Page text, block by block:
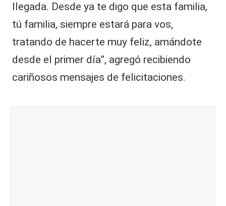
llegada. Desde ya te digo que esta familia,
tú familia, siempre estará para vos,
tratando de hacerte muy feliz, amándote
desde el primer día”, agregó recibiendo
cariñosos mensajes de felicitaciones.